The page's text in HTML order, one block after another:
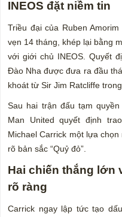
INEOS đặt niềm tin
Triều đại của Ruben
vẹn 14 tháng, khép lại bằng
với giới chủ INEOS. Quyết
Đào Nha được đưa ra đầu
khoát từ Sir Jim Ratcliffe
Sau hai trận đấu tạm
Man United quyết định
Michael Carrick một lựa
rõ bản sắc “Quỷ đỏ”.
Hai chiến thắng lớn
rõ ràng
Carrick ngay lập tức tạo